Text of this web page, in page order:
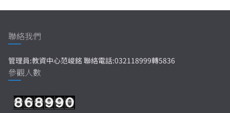
聯絡我們
管理員:教資中心范峻銘 聯絡電話:032118999轉5836
參觀人數